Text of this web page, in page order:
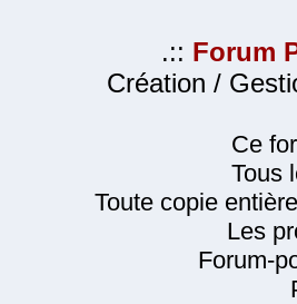
.:: Forum
Création /
Ce
Tous
Toute copie
Les
Forum-